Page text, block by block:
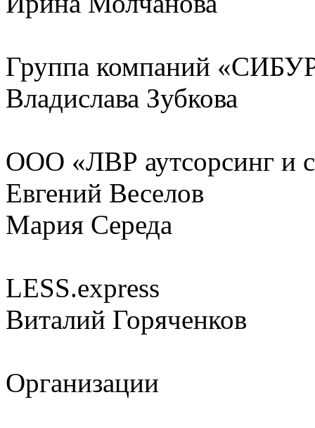
Группа компаний
Владислава Зубкова
ООО «ЛВР аутсорсинг и
Евгений Веселов
Мария Середа
LESS.express
Виталий Горяченков
Организации